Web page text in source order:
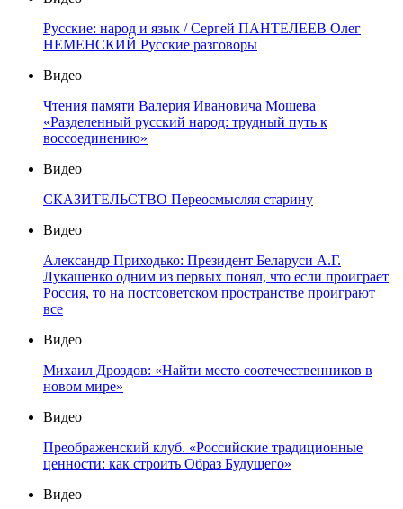
Русские: народ и язык / Сергей ПАНТЕЛЕЕВ Олег
НЕМЕНСКИЙ Русские разговоры
Видео
Чтения памяти Валерия Ивановича Мошева
«Разделенный русский народ: трудный путь к
воссоединению»
Видео
СКАЗИТЕЛЬСТВО Переосмысляя старину
Видео
Александр Приходько: Президент Беларуси А.Г.
Лукашенко одним из первых понял, что если проиграет
Россия, то на постсоветском пространстве проиграют
все
Видео
Михаил Дроздов: «Найти место соотечественников в
новом мире»
Видео
Преображенский клуб. «Российские традиционные
ценности: как строить Образ Будущего»
Видео